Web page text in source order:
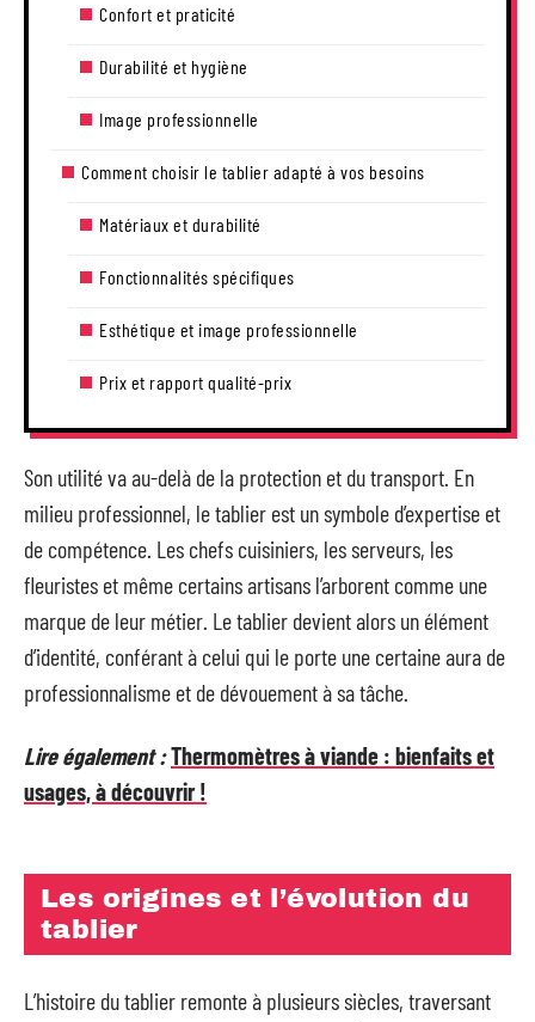
Confort et praticité
Durabilité et hygiène
Image professionnelle
Comment choisir le tablier adapté à vos besoins
Matériaux et durabilité
Fonctionnalités spécifiques
Esthétique et image professionnelle
Prix et rapport qualité-prix
Son utilité va au-delà de la protection et du transport. En
milieu professionnel, le tablier est un symbole d’expertise et
de compétence. Les chefs cuisiniers, les serveurs, les
fleuristes et même certains artisans l’arborent comme une
marque de leur métier. Le tablier devient alors un élément
d’identité, conférant à celui qui le porte une certaine aura de
professionnalisme et de dévouement à sa tâche.
Lire également :Thermomètres à viande : bienfaits et
usages, à découvrir !
Les origines et l’évolution du
tablier
L’histoire du tablier remonte à plusieurs siècles, traversant